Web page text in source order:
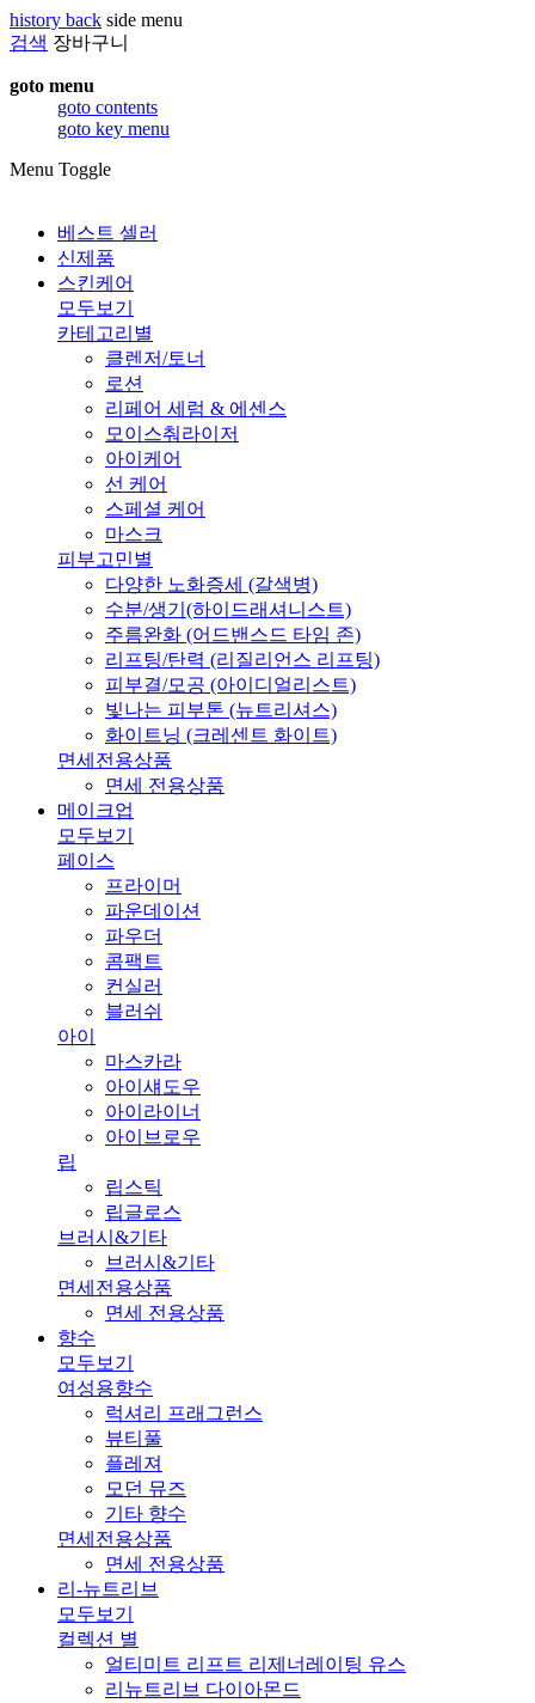
history back side menu
검색 장바구니
goto menu
goto contents
goto key menu
Menu Toggle
베스트 셀러
신제품
스킨케어
모두보기
카테고리별
클렌저/토너
로션
리페어 세럼 & 에센스
모이스춰라이저
아이케어
선 케어
스페셜 케어
마스크
피부고민별
다양한 노화증세 (갈색병)
수분/생기(하이드래셔니스트)
주름완화 (어드밴스드 타임 존)
리프팅/탄력 (리질리언스 리프팅)
피부결/모공 (아이디얼리스트)
빛나는 피부톤 (뉴트리셔스)
화이트닝 (크레센트 화이트)
면세전용상품
면세 전용상품
메이크업
모두보기
페이스
프라이머
파운데이션
파우더
콤팩트
컨실러
블러쉬
아이
마스카라
아이섀도우
아이라이너
아이브로우
립
립스틱
립글로스
브러시&기타
브러시&기타
면세전용상품
면세 전용상품
향수
모두보기
여성용향수
럭셔리 프래그런스
뷰티풀
플레져
모던 뮤즈
기타 향수
면세전용상품
면세 전용상품
리-뉴트리브
모두보기
컬렉션 별
얼티미트 리프트 리제너레이팅 유스
리뉴트리브 다이아몬드